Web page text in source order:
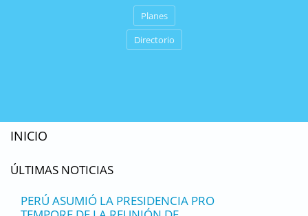
Planes
Directorio
INICIO
ÚLTIMAS NOTICIAS
PERÚ ASUMIÓ LA PRESIDENCIA PRO